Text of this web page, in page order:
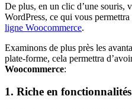
De plus, en un clic d’une souris,
WordPress, ce qui vous permettra
ligne Woocommerce.
Examinons de plus près les
plate-forme, cela permettra
Woocommerce:
1. Riche en